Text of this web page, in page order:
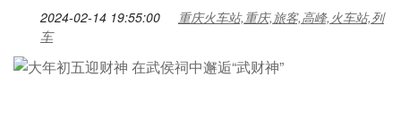
2024-02-14 19:55:00
重庆火车站,重庆,旅客,高峰,火车站,列
车